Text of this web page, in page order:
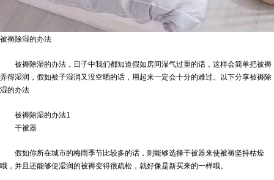
被褥除湿的办法
被褥除湿的办法，日子中我们都知道假如房间湿气过重的话，这样会简单把被褥
弄得湿润，假如被子湿润又没空晒的话，用起来一定会十分的难过。以下分享被褥除
湿的办法
被褥除湿的办法1
干被器
假如你所在城市的梅雨季节比较多的话，则能够选择干被器来使被褥坚持枯燥
哦，并且还能够使湿润的被褥变得很疏松，就好像是新买来的一样哦。